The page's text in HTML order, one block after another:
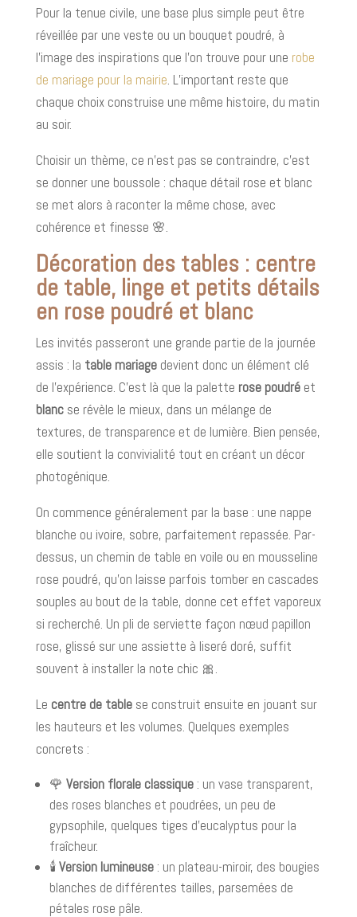
Pour la tenue civile, une base plus simple peut être
réveillée par une veste ou un bouquet poudré, à
l’image des inspirations que l’on trouve pour une robe
de mariage pour la mairie. L’important reste que
chaque choix construise une même histoire, du matin
au soir.
Choisir un thème, ce n’est pas se contraindre, c’est
se donner une boussole : chaque détail rose et blanc
se met alors à raconter la même chose, avec
cohérence et finesse 🌸.
Décoration des tables : centre
de table, linge et petits détails
en rose poudré et blanc
Les invités passeront une grande partie de la journée
assis : la table mariagedevient donc un élément clé
de l’expérience. C’est là que la palette rose poudréet
blancse révèle le mieux, dans un mélange de
textures, de transparence et de lumière. Bien pensée,
elle soutient la convivialité tout en créant un décor
photogénique.
On commence généralement par la base : une nappe
blanche ou ivoire, sobre, parfaitement repassée. Par-
dessus, un chemin de table en voile ou en mousseline
rose poudré, qu’on laisse parfois tomber en cascades
souples au bout de la table, donne cet effet vaporeux
si recherché. Un pli de serviette façon nœud papillon
rose, glissé sur une assiette à liseré doré, suffit
souvent à installer la note chic 🎀.
Le centre de tablese construit ensuite en jouant sur
les hauteurs et les volumes. Quelques exemples
concrets :
🌹 Version florale classique: un vase transparent,
des roses blanches et poudrées, un peu de
gypsophile, quelques tiges d’eucalyptus pour la
fraîcheur.
🕯️Version lumineuse: un plateau-miroir, des bougies
blanches de différentes tailles, parsemées de
pétales rose pâle.